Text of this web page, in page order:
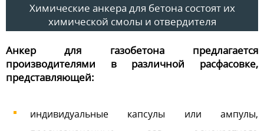
Химические анкера для бетона состоят их
химической смолы и отвердителя
Анкер для газобетона предлагается
производителями в различной расфасовке,
представляющей:
индивидуальные капсулы или ампулы,